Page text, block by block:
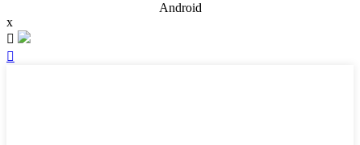
Android
x

